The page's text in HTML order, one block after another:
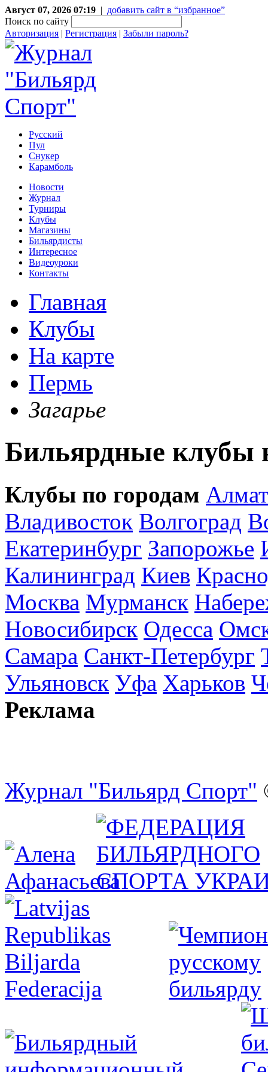
Август 07, 2026 07:19 | добавить сайт в “избранное”
Поиск по сайту
Авторизация | Регистрация | Забыли пароль?
Русский
Пул
Снукер
Карамболь
Новости
Журнал
Турниры
Клубы
Магазины
Бильярдисты
Интересное
Видеоуроки
Контакты
Главная
Клубы
На карте
Пермь
Загарье
Бильярдные клубы
Клубы по городам
Владивосток Волгоград
Екатеринбург Запорожье
Калининград Киев
Москва Мурманск
Новосибирск Одесса
Самара Санкт-Петербург
Ульяновск Уфа Харьков
Реклама
Журнал "Бильярд Спорт"